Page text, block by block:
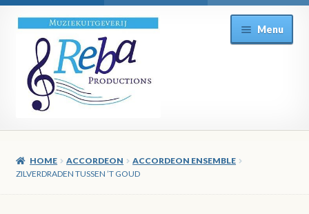
Ga
door
naar
navigatie
Ga
direct
naar
de
inhoud
Menu
HOME ACCORDEON
ACCORDEON ENSEMBLE
ZILVERDRADEN TUSSEN ’T GOUD